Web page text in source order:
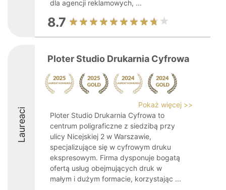
dla agencji reklamowych, ...
8.7
Laureaci
Ploter Studio Drukarnia Cyfrowa
Pokaż więcej >>
Ploter Studio Drukarnia Cyfrowa to
centrum poligraficzne z siedzibą przy
ulicy Nicejskiej 2 w Warszawie,
specjalizujące się w cyfrowym druku
ekspresowym. Firma dysponuje bogatą
ofertą usług obejmujących druk w
małym i dużym formacie, korzystając ...